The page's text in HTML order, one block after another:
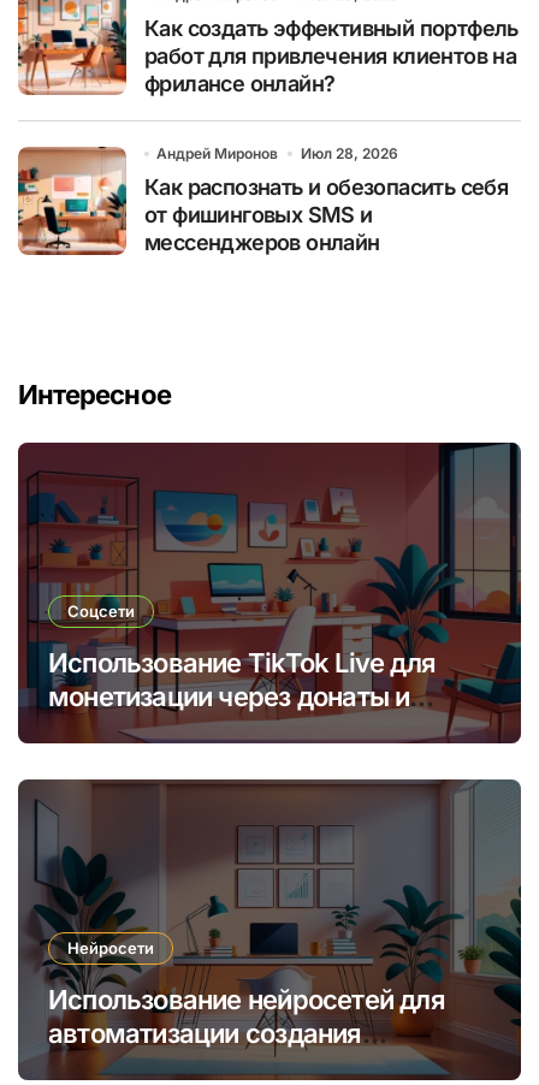
Как создать эффективный портфель
работ для привлечения клиентов на
фрилансе онлайн?
Андрей Миронов Июл 28, 2026
Как распознать и обезопасить себя
от фишинговых SMS и
мессенджеров онлайн
Интересное
Соцсети
Использование TikTok Live для
монетизации через донаты и
платные подписки
Нейросети
Использование нейросетей для
автоматизации создания
уникальных интернет-курсов и